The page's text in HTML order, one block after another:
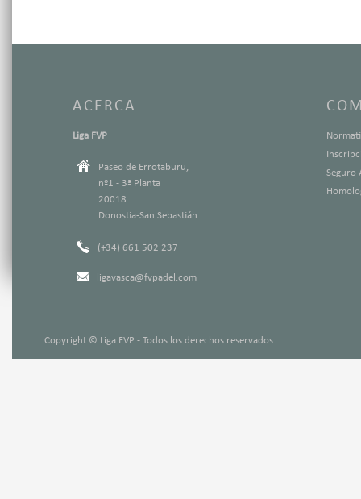
ACERCA
Liga FVP
Paseo de Errotaburu,
nº1 - 3ª Planta
20018
Donostia-San Sebastián
(+34) 661 502 237
ligavasca@fvpadel.com
Seguro
Copyright © Liga FVP - Todos los derechos reservados